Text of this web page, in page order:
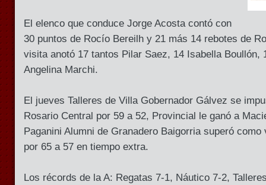
El elenco que conduce Jorge Acosta contó con
30 puntos de Rocío Bereilh y 21 más 14 rebotes de
visita anotó 17 tantos Pilar Saez, 14 Isabella Boullón,
Angelina Marchi.
El jueves Talleres de Villa Gobernador Gálvez se
Rosario Central por 59 a 52, Provincial le ganó a
Paganini Alumni de Granadero Baigorria superó
por 65 a 57 en tiempo extra.
Los récords de la A: Regatas 7-1, Náutico 7-2,